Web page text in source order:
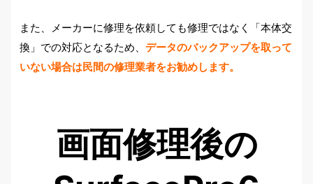
また、メーカーに修理を依頼しても修理ではなく「本体交
換」での対応となるため、 データのバックアップを取って
いない場合は民間の修理業者をお勧めします。
画面修理後の